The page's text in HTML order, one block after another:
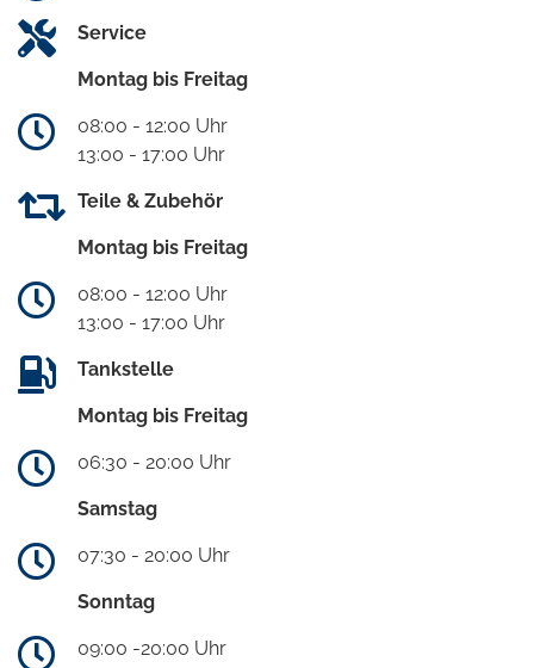
Service
Montag bis Freitag
08:00 - 12:00 Uhr
13:00 - 17:00 Uhr
Teile & Zubehör
Montag bis Freitag
08:00 - 12:00 Uhr
13:00 - 17:00 Uhr
Tankstelle
Montag bis Freitag
06:30 - 20:00 Uhr
Samstag
07:30 - 20:00 Uhr
Sonntag
09:00 -20:00 Uhr